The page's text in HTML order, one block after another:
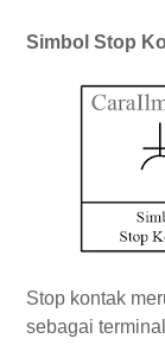
Simbol Stop
Stop kontak
sebagai